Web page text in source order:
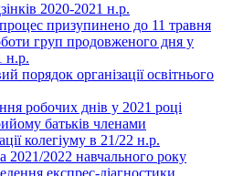
2020-2021 н.р.
призупинено до 11 травня
груп продовженого дня у
н.р.
порядок організації освітнього
робочих днів у 2021 році
батьків членами
колегіуму в 21/22 н.р.
2021/2022 навчального року